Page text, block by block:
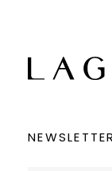
NEWSLETTER